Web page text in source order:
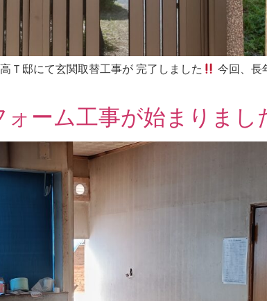
Ｔ邸にて玄関取替工事が 完了しました
今回、長
ーム工事が始まりまし